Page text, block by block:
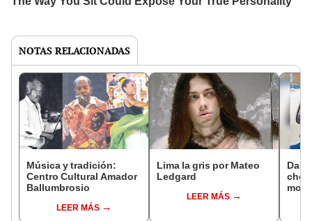
NOTAS RELACIONADAS
Música y tradición:
Centro Cultural Amador
Ballumbrosio
LEER MÁS
Lima la gris por Mateo
Ledgard
LEER MÁS